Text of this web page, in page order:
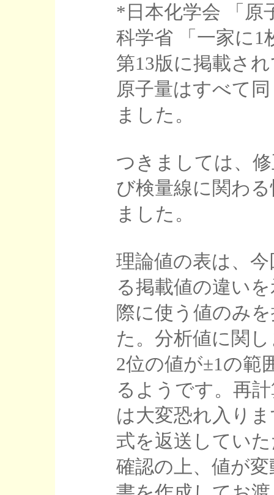
*日本化学会 「原
科学省 「一家に1
第13版に掲載さ
原子量はすべて
ました。
つきましては、
び検量線に関わ
ました。
理論値の表は、
る掲載値の違い
際に使う値のみ
た。分析値に関
2位の値が±1の範
るようです。再
は大変恐れ入り
式を返送してい
確認の上、値が